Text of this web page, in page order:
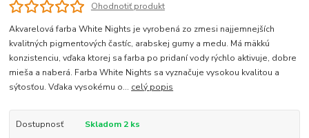
Ohodnotiť produkt
Akvarelová farba White Nights je vyrobená zo zmesi najjemnejších
kvalitných pigmentových častíc, arabskej gumy a medu. Má mäkkú
konzistenciu, vďaka ktorej sa farba po pridaní vody rýchlo aktivuje, dobre
mieša a naberá. Farba White Nights sa vyznačuje vysokou kvalitou a
sýtosťou. Vďaka vysokému o... celý popis
Dostupnosť Skladom 2 ks